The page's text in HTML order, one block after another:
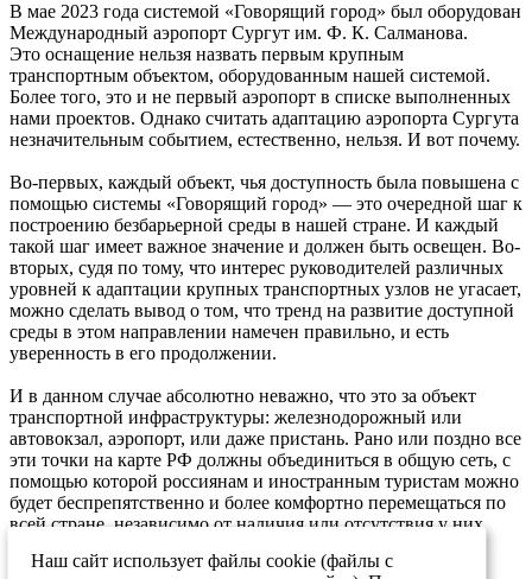
В мае 2023 года системой «Говорящий город» был оборудован
Международный аэропорт Сургут им. Ф. К. Салманова.
Это оснащение нельзя назвать первым крупным
транспортным объектом, оборудованным нашей системой.
Более того, это и не первый аэропорт в списке выполненных
нами проектов. Однако считать адаптацию аэропорта Сургута
незначительным событием, естественно, нельзя. И вот почему.
Во-первых, каждый объект, чья доступность была повышена с
помощью системы «Говорящий город» — это очередной шаг к
построению безбарьерной среды в нашей стране. И каждый
такой шаг имеет важное значение и должен быть освещен. Во-
вторых, судя по тому, что интерес руководителей различных
уровней к адаптации крупных транспортных узлов не угасает,
можно сделать вывод о том, что тренд на развитие доступной
среды в этом направлении намечен правильно, и есть
уверенность в его продолжении.
И в данном случае абсолютно неважно, что это за объект
транспортной инфраструктуры: железнодорожный или
автовокзал, аэропорт, или даже пристань. Рано или поздно все
эти точки на карте РФ должны объединиться в общую сеть, с
помощью которой россиянам и иностранным туристам можно
будет беспрепятственно и более комфортно перемещаться по
всей стране, независимо от наличия или отсутствия у них
Наш сайт использует файлы cookie (файлы с